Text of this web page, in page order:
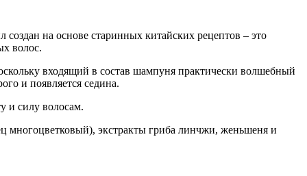
на основе старинных китайских рецептов – это
волос.
входящий в состав шампуня практически волшебный
и появляется седина.
и силу волосам.
многоцветковый), экстракты гриба линчжи, женьшеня и